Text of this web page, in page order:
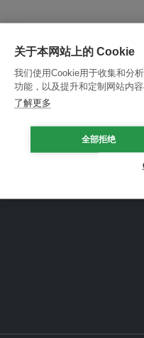
关于本网站上的 Cookie
我们使用Cookie用于收集和分
功能，以及提升和定制网站内
了解更多
全部拒绝